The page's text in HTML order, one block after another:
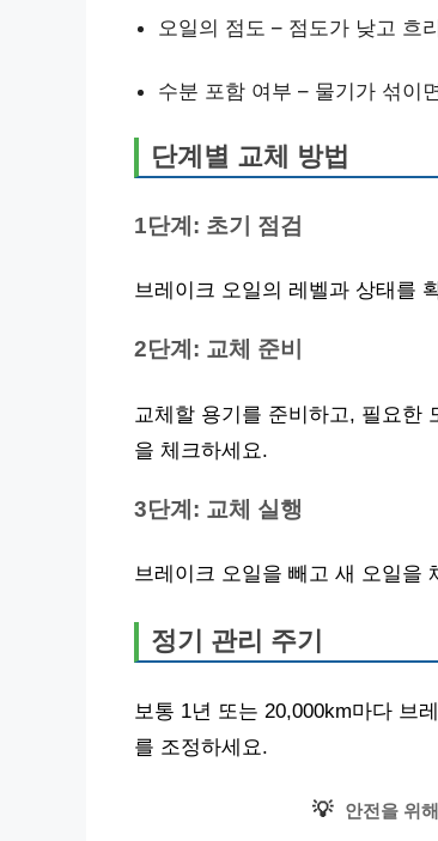
오일의 점도 – 점도가 낮고 흐
수분 포함 여부 – 물기가 섞이
단계별 교체 방법
1단계: 초기 점검
브레이크 오일의 레벨과 상태를
2단계: 교체 준비
교체할 용기를 준비하고, 필요한
을 체크하세요.
3단계: 교체 실행
브레이크 오일을 빼고 새 오일을
정기 관리 주기
보통 1년 또는 20,000km마다 브
를 조정하세요.
💡 안전을 위